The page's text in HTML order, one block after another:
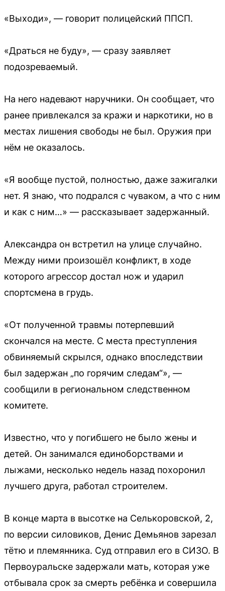
«Выходи», — говорит полицейский ППСП.
«Драться не буду», — сразу заявляет
подозреваемый.
На него надевают наручники. Он сообщает, что
ранее привлекался за кражи и наркотики, но в
местах лишения свободы не был. Оружия при
нём не оказалось.
«Я вообще пустой, полностью, даже зажигалки
нет. Я знаю, что подрался с чуваком, а что с ним
и как с ним…» — рассказывает задержанный.
Александра он встретил на улице случайно.
Между ними произошёл конфликт, в ходе
которого агрессор достал нож и ударил
спортсмена в грудь.
«От полученной травмы потерпевший
скончался на месте. С места преступления
обвиняемый скрылся, однако впоследствии
был задержан „по горячим следам“», —
сообщили в региональном следственном
комитете.
Известно, что у погибшего не было жены и
детей. Он занимался единоборствами и
лыжами, несколько недель назад похоронил
лучшего друга, работал строителем.
В конце марта в высотке на Селькоровской, 2,
по версии силовиков, Денис Демьянов зарезал
тётю и племянника. Суд отправил его в СИЗО. В
Первоуральске задержали мать, которая уже
отбывала срок за смерть ребёнка и совершила